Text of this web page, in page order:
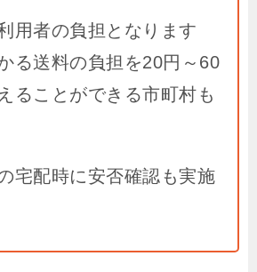
用者の負担となります
る送料の負担を20円～ 60
ることができる市町村も
宅配時に安否確認も実施